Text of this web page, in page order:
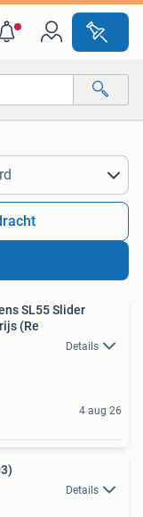
SL55 Slider
(Re
Details
4 aug 26
Details